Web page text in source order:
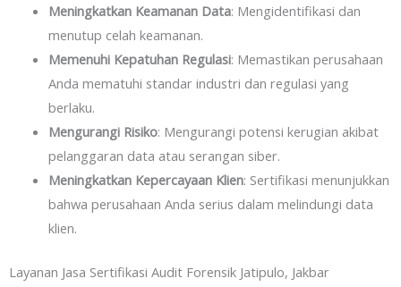
Meningkatkan Keamanan Data: Mengidentifikasi dan
menutup celah keamanan.
Memenuhi Kepatuhan Regulasi: Memastikan perusahaan
Anda mematuhi standar industri dan regulasi yang
berlaku.
Mengurangi Risiko: Mengurangi potensi kerugian akibat
pelanggaran data atau serangan siber.
Meningkatkan Kepercayaan Klien: Sertifikasi menunjukkan
bahwa perusahaan Anda serius dalam melindungi data
klien.
Layanan Jasa Sertifikasi Audit Forensik Jatipulo, Jakbar